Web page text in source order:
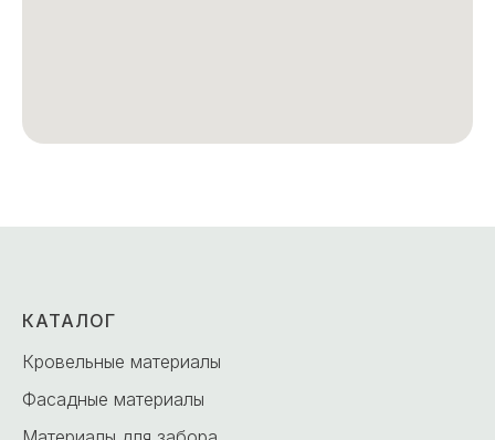
КАТАЛОГ
Кровельные материалы
Фасадные материалы